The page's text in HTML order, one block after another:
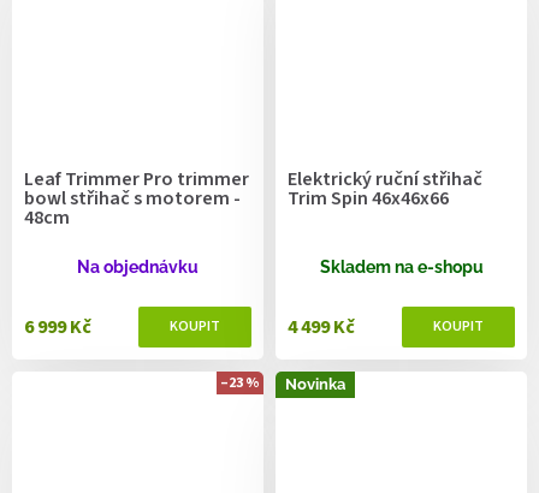
Leaf Trimmer Pro trimmer
bowl střihač s motorem -
48cm
Na objednávku
6 999 Kč
Elektrický ruční střihač
Trim Spin 46x46x66
Skladem na e-shopu
4 499 Kč
–23 % Novinka